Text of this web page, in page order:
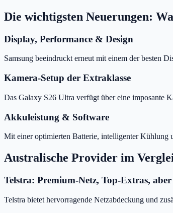
Die wichtigsten Neuerungen:
Display, Performance & Design
Samsung beeindruckt erneut mit einem der besten
Kamera-Setup der Extraklasse
Das Galaxy S26 Ultra verfügt über eine imposante
Akkuleistung & Software
Mit einer optimierten Batterie, intelligenter Kühlung
Australische Provider im
Telstra: Premium-Netz, Top-Extras,
Telstra bietet hervorragende Netzabdeckung und